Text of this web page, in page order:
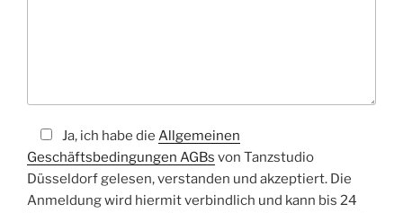
Ja, ich habe die Allgemeinen
Geschäftsbedingungen AGBs von Tanzstudio
Düsseldorf gelesen, verstanden und akzeptiert. Die
Anmeldung wird hiermit verbindlich und kann bis 24